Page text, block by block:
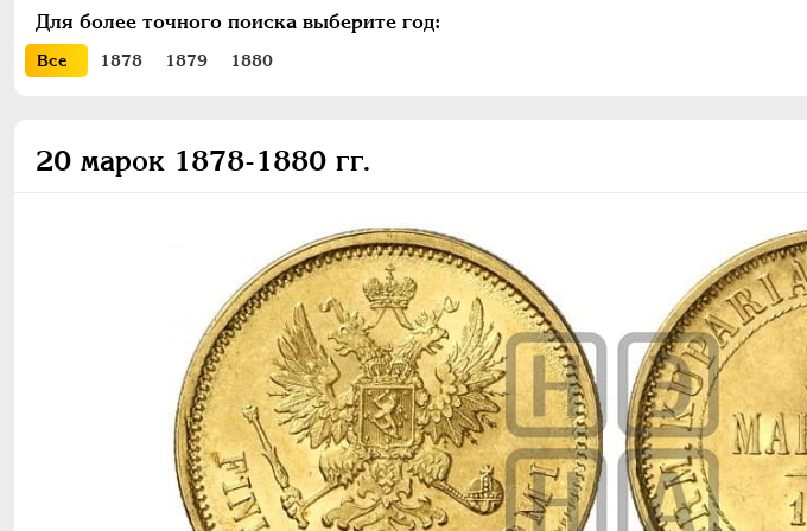
Для более точного поиска выберите год:
Все 1878 1879 1880
20 марок 1878-1880 гг.